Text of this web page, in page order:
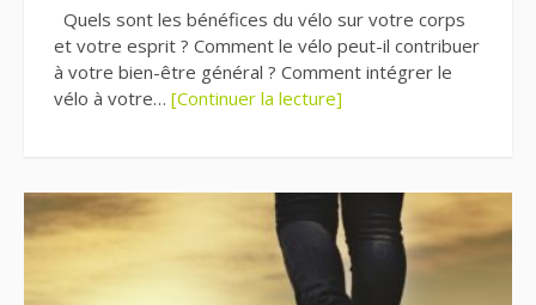
Quels sont les bénéfices du vélo sur votre corps
et votre esprit ? Comment le vélo peut-il contribuer
à votre bien-être général ? Comment intégrer le
vélo à votre… [Continuer la lecture]